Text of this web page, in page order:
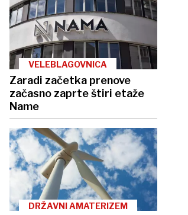
VELEBLAGOVNICA
Zaradi začetka prenove
začasno zaprte štiri etaže
Name
DRŽAVNI AMATERIZEM